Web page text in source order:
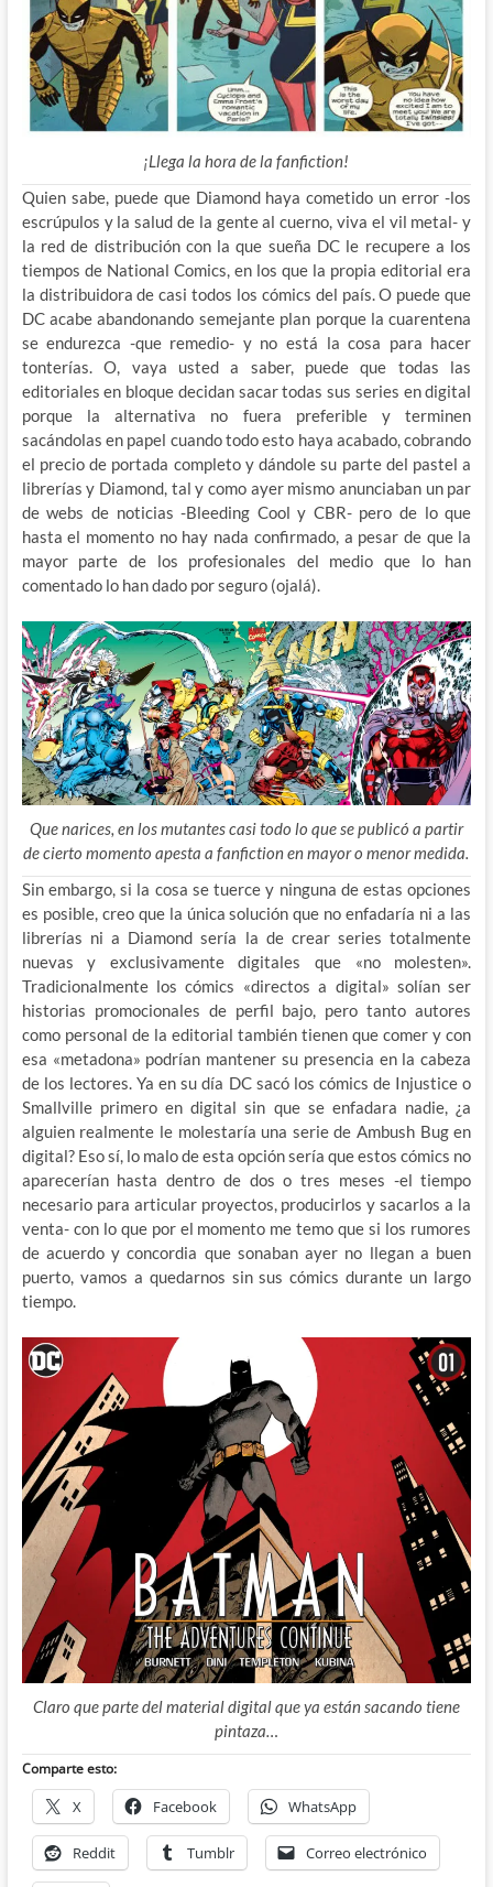
¡Llega la hora de la fanfiction!
Quien sabe, puede que Diamond haya cometido un error -los
escrúpulos y la salud de la gente al cuerno, viva el vil metal- y
la red de distribución con la que sueña DC le recupere a los
tiempos de National Comics, en los que la propia editorial era
la distribuidora de casi todos los cómics del país. O puede que
DC acabe abandonando semejante plan porque la cuarentena
se endurezca -que remedio- y no está la cosa para hacer
tonterías. O, vaya usted a saber, puede que todas las
editoriales en bloque decidan sacar todas sus series en digital
porque la alternativa no fuera preferible y terminen
sacándolas en papel cuando todo esto haya acabado, cobrando
el precio de portada completo y dándole su parte del pastel a
librerías y Diamond, tal y como ayer mismo anunciaban un par
de webs de noticias -Bleeding Cool y CBR- pero de lo que
hasta el momento no hay nada confirmado, a pesar de que la
mayor parte de los profesionales del medio que lo han
comentado lo han dado por seguro (ojalá).
Que narices, en los mutantes casi todo lo que se publicó a partir
de cierto momento apesta a fanfiction en mayor o menor medida.
Sin embargo, si la cosa se tuerce y ninguna de estas opciones
es posible, creo que la única solución que no enfadaría ni a las
librerías ni a Diamond sería la de crear series totalmente
nuevas y exclusivamente digitales que «no molesten».
Tradicionalmente los cómics «directos a digital» solían ser
historias promocionales de perfil bajo, pero tanto autores
como personal de la editorial también tienen que comer y con
esa «metadona» podrían mantener su presencia en la cabeza
de los lectores. Ya en su día DC sacó los cómics de Injustice o
Smallville primero en digital sin que se enfadara nadie, ¿a
alguien realmente le molestaría una serie de Ambush Bug en
digital? Eso sí, lo malo de esta opción sería que estos cómics no
aparecerían hasta dentro de dos o tres meses -el tiempo
necesario para articular proyectos, producirlos y sacarlos a la
venta- con lo que por el momento me temo que si los rumores
de acuerdo y concordia que sonaban ayer no llegan a buen
puerto, vamos a quedarnos sin sus cómics durante un largo
tiempo.
Claro que parte del material digital que ya están sacando tiene
pintaza…
Comparte esto:
X Facebook WhatsApp
Reddit Tumblr Correo electrónico